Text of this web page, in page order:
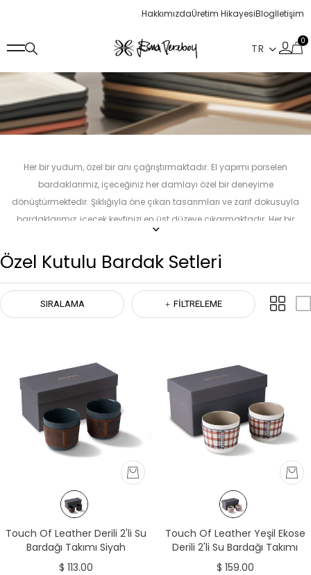
HakkımızdaÜretim HikayesiBlogİletişim
0
Her bir yudum, özel bir anı çağrıştırmaktadır. El yapımı porselen
bardaklarımız, içeceğiniz her damlayı özel bir deneyime
dönüştürmektedir. Şıklığıyla öne çıkan tasarımları ve zarif dokusuyla
bardaklarımız, içecek keyfinizi en üst düzeye çıkarmaktadır. Her bir
Özel Kutulu Bardak Setleri
FILTRELEME
SIRALAMA
Touch Of Leather Derili 2'li Su
Bardağı Takımı Siyah
$ 113.00
Touch Of Leather Yeşil Ekose
Derili 2'li Su Bardağı Takımı
Fildişi&Taş
$ 159.00